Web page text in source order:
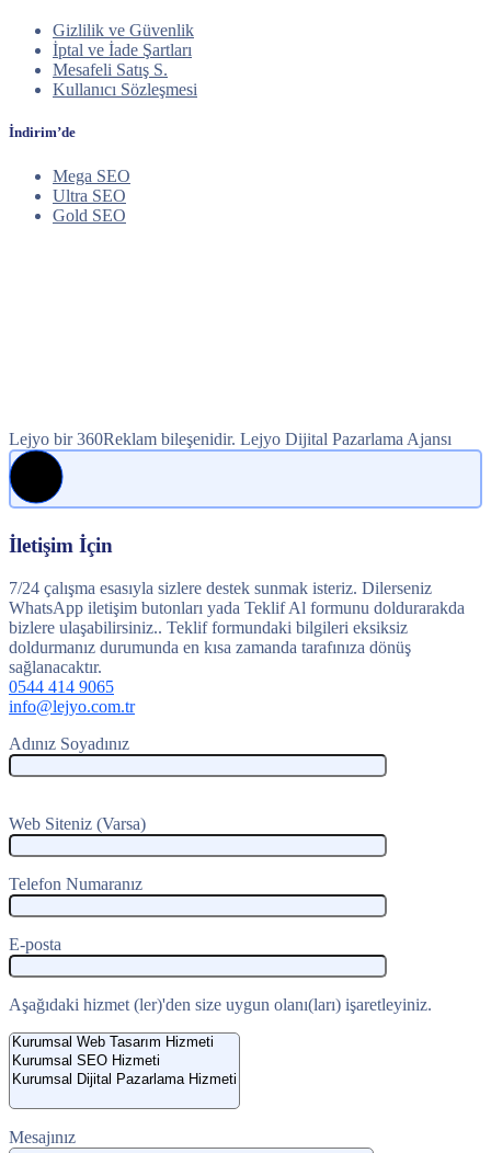
Gizlilik ve Güvenlik
İptal ve İade Şartları
Mesafeli Satış S.
Kullanıcı Sözleşmesi
İndirim’de
Mega SEO
Ultra SEO
Gold SEO
Lejyo bir 360Reklam bileşenidir. Lejyo Dijital Pazarlama Ajansı
İletişim İçin
7/24 çalışma esasıyla sizlere destek sunmak isteriz. Dilerseniz
WhatsApp iletişim butonları yada Teklif Al formunu doldurarakda
bizlere ulaşabilirsiniz.. Teklif formundaki bilgileri eksiksiz
doldurmanız durumunda en kısa zamanda tarafınıza dönüş
sağlanacaktır.
0544 414 9065
info@lejyo.com.tr
Adınız Soyadınız
Web Siteniz (Varsa)
Telefon Numaranız
E-posta
Aşağıdaki hizmet (ler)'den size uygun olanı(ları) işaretleyiniz.
Mesajınız